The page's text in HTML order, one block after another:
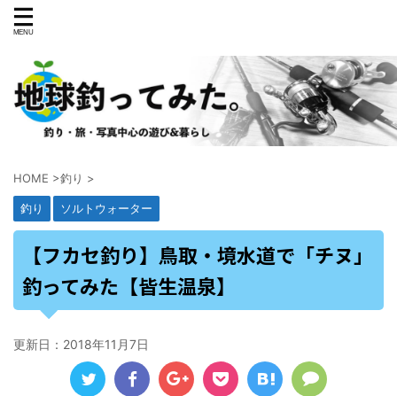
HOME >釣り >
釣り ソルトウォーター
【フカセ釣り】鳥取・境水道で「チヌ」
釣ってみた【皆生温泉】
更新日： 2018年11月7日